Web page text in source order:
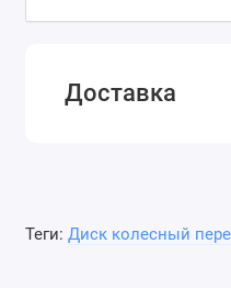
Доставка
Теги: Диск колесный